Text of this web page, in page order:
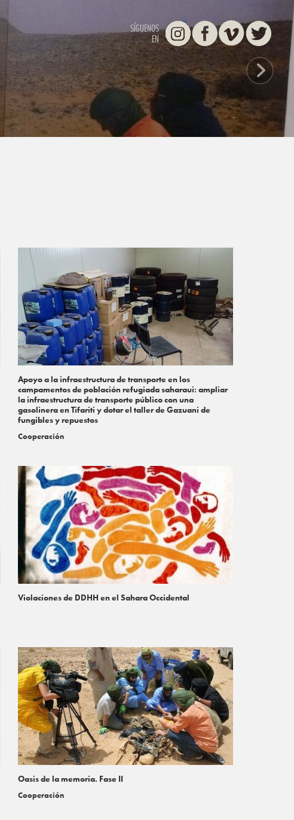
SÍGUENOS
EN
Apoyo a la infraestructura de transporte en los
campamentos de población refugiada saharaui: ampliar
la infraestructura de transporte público con una
gasolinera en Tifariti y dotar el taller de Gazuani de
fungibles y repuestos
Cooperación
Violaciones de DDHH en el Sahara Occidental
Oasis de la memoria. Fase II
Cooperación